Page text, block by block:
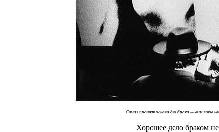
Самая прочная основа для брака — взаимное
Хорошее дело браком не